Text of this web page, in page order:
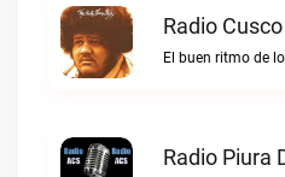
Radio
Radio Piura